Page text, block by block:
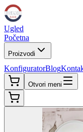
Ugled
Početna
Proizvodi
KonfiguratorBlog
Otvori meni